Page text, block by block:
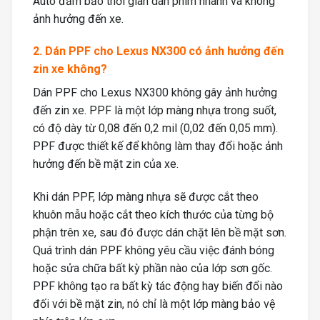
ảnh hưởng đến xe.
2. Dán PPF cho Lexus NX300 có ảnh hưởng đến
zin xe không?
Dán PPF cho Lexus NX300 không gây ảnh hưởng
đến zin xe. PPF là một lớp màng nhựa trong suốt,
có độ dày từ 0,08 đến 0,2 mil (0,02 đến 0,05 mm).
PPF được thiết kế để không làm thay đổi hoặc ảnh
hưởng đến bề mặt zin của xe.
Khi dán PPF, lớp màng nhựa sẽ được cắt theo
khuôn mẫu hoặc cắt theo kích thước của từng bộ
phận trên xe, sau đó được dán chặt lên bề mặt sơn.
Quá trình dán PPF không yêu cầu việc đánh bóng
hoặc sửa chữa bất kỳ phần nào của lớp sơn gốc.
PPF không tạo ra bất kỳ tác động hay biến đổi nào
đối với bề mặt zin, nó chỉ là một lớp màng bảo vệ